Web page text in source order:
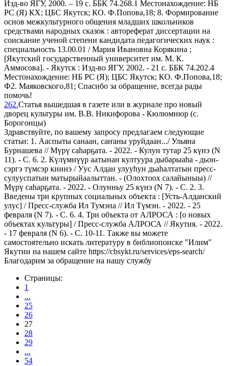
Изд-во ЯГУ, 2000. – 19 с. ББК 74.268.1 Местонахождение: НБ
РС (Я) КХ; ЦБС Якутск; КО. Ф.Попова,18; 8. Формирование
основ межкультурного общения младших школьников
средствами народных сказок : автореферат диссертации на
соискание ученой степени кандидата педагогических наук :
специальность 13.00.01 / Мария Ивановна Корякина ;
[Якутский государственный университет им. М. К.
Аммосова]. - Якутск : Изд-во ЯГУ, 2002. - 21 с. ББК 74.202.4
Местонахождение: НБ РС (Я); ЦБС Якутск; КО. Ф.Попова,18;
Ф2. Маяковского,81; Спасибо за обращение, всегда рады
помочь!
262.Статья вышедшая в газете или в журнале про новый
дворец культуры им. В.В. Никифорова - Кюлюмнюр (с.
Борогонцы)
Здравствуйте, по вашему запросу предлагаем следующие
статьи: 1. Ааспыты санаан, саҥаны уруйдаан.../ Ульяна
Бурнашева // Мүрү саһарҕата. - 2022. - Кулун тутар 25 күнэ (N
11). - С. 6. 2. Күлүмнүүр аатынан култуура дыбарыаһа - дьон-
сэргэ түмсэр киинэ / Уус Алдан улууһун дьаһалтатын пресс-
сулууспатын матырыйаалыттан. - (Олохтоох салайыныы) //
Мүрү саһарҕата. - 2022. - Олунньу 25 күнэ (N 7). - С. 2. 3.
Введены три крупных социальных объекта : [Усть-Алданский
улус] / Пресс-служба Ил Тумэна // Ил Түмэн. - 2022. - 25
февраля (N 7). - С. 6. 4. Три объекта от АЛРОСА : [о новых
объектах культуры] / Пресс-служба АЛРОСА // Якутия. - 2022.
- 17 февраля (N 6). - С. 10-11. Также вы можете
самостоятельно искать литературу в библиопоиске "Илим"
Якутии на нашем сайте https://cbsykt.ru/services/eps-search/
Благодарим за обращение на нашу службу
Страницы:
1
...
25
26
27
28
29
...
54